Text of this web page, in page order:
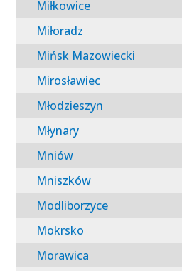
Miłkowice
Miłoradz
Mińsk Mazowiecki
Mirosławiec
Młodzieszyn
Młynary
Mniów
Mniszków
Modliborzyce
Mokrsko
Morawica